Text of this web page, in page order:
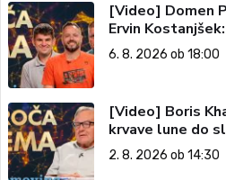
[Video] Domen
Ervin
tema, 6. 8. 2026)
6. 8. 2026 ob 18:00
[Video] Boris
krvave lune do
vesolju (Vroča
2. 8. 2026 ob 14:30